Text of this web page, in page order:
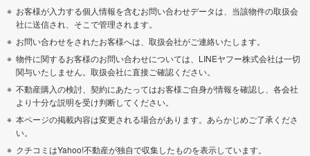
お客様が入力する個人情報を含むお問い合わせデータは、当該物件の取扱会
社に送信され、そこで管理されます。
お問い合わせをされたお客様へは、取扱会社がご連絡いたします。
物件に関するお客様のお問い合わせについては、LINEヤフー株式会社は一切
関与いたしません。取扱会社に直接ご確認ください。
不動産購入の検討、契約にあたってはお客様ご自身が情報を確認し、各会社
より十分な説明を受け判断してください。
本ページの掲載内容は変更される場合があります。あらかじめご了承くださ
い。
クチコミはYahoo!不動産が独自で収集したものを表示しています。